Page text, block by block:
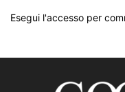
Esegui l'accesso per